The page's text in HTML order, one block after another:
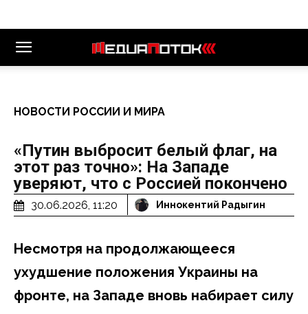
НОВОСТИ РОССИИ И МИРА
«Путин выбросит белый флаг, на
этот раз точно»: На Западе
уверяют, что с Россией покончено
30.06.2026, 11:20 Иннокентий Радыгин
Несмотря на продолжающееся
ухудшение положения Украины на
фронте, на Западе вновь набирает силу